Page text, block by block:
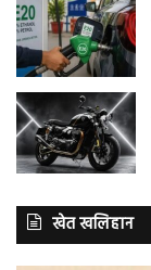
खेत खलिहान